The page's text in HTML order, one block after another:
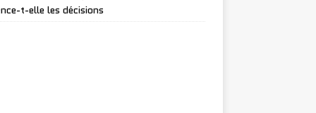
t-elle les décisions